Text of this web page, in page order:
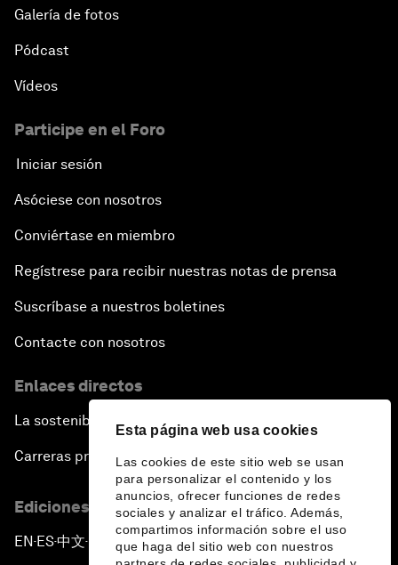
Esta página web usa cookies
Las cookies de este sitio web se usan
para personalizar el contenido y los
anuncios, ofrecer funciones de redes
sociales y analizar el tráfico. Además,
compartimos información sobre el uso
que haga del sitio web con nuestros
Galería de fotos
Pódcast
Vídeos
Participe en el Foro
Iniciar sesión
Asóciese con nosotros
Conviértase en miembro
Regístrese para recibir nuestras notas de prensa
Suscríbase a nuestros boletines
Contacte con nosotros
Enlaces directos
La sostenibilidad en el Foro
Carreras profesionales
Ediciones en otros idiomas
EN ▪ES▪中文▪ 日本語